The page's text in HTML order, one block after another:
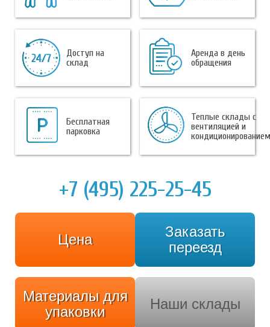
Доступ на
склад
Аренда в день
обращения
Бесплатная
парковка
Теплые склады с
вентиляцией и
кондиционированием
+7 (495) 225-25-45
Цена
Заказать
переезд
Материалы для
упаковки
Наши склады